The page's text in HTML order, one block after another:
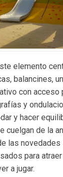
elemento
balancines,
con acceso
y
y hacer
cuelgan de la
las
para
a jugar.